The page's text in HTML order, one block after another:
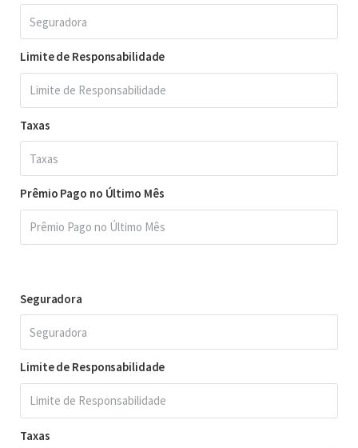
Limite de Responsabilidade
Taxas
Prêmio Pago no Último Mês
Seguradora
Limite de Responsabilidade
Taxas